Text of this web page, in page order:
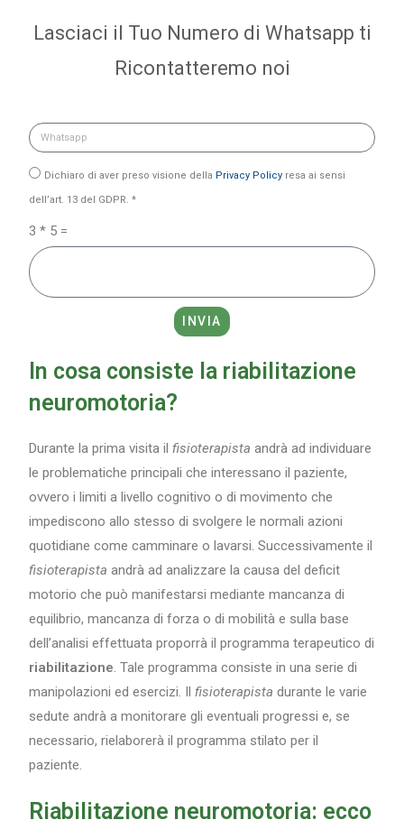
Lasciaci il Tuo Numero di Whatsapp ti
Ricontatteremo noi
Dichiaro di aver preso visione della Privacy Policy resa ai sensi
dell’art. 13 del GDPR. *
3 * 5 =
INVIA
In cosa consiste la riabilitazione
neuromotoria?
Durante la prima visita ilfisioterapista andrà ad individuare
le problematiche principali che interessano il paziente,
ovvero i limiti a livello cognitivo o di movimento che
impediscono allo stesso di svolgere le normali azioni
quotidiane come camminare o lavarsi. Successivamente il
fisioterapista andrà ad analizzare la causa del deficit
motorio che può manifestarsi mediante mancanza di
equilibrio, mancanza di forza o di mobilità e sulla base
dell’analisi effettuata proporrà il programma terapeutico di
riabilitazione . Tale programma consiste in una serie di
manipolazioni ed esercizi. Ilfisioterapista durante le varie
sedute andrà a monitorare gli eventuali progressi e, se
necessario, rielaborerà il programma stilato per il
paziente.
Riabilitazione neuromotoria: ecco